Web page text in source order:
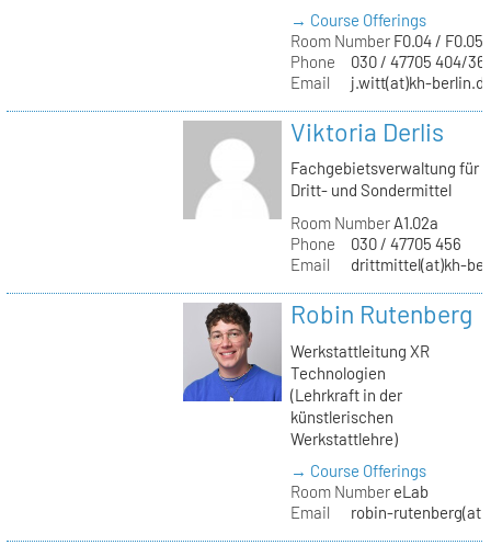
→ Course Offerings
Room NumberF0.04 / F0.05
Phone
030 / 47705 404/
Email
j.witt(at)kh-
Viktoria Derlis
Fachgebietsverwaltung für
Dritt- und Sondermittel
Room NumberA1.02a
Phone
030 / 47705 456
Email
drittmittel(at)kh-
Robin Rutenberg
Werkstattleitung XR
Technologien
(Lehrkraft in der
künstlerischen
Werkstattlehre)
→ Course Offerings
Room NumbereLab
Email
robin-